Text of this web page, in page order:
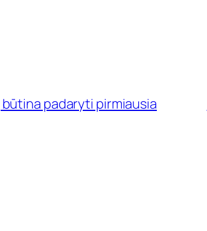
būtina padaryti pirmiausia